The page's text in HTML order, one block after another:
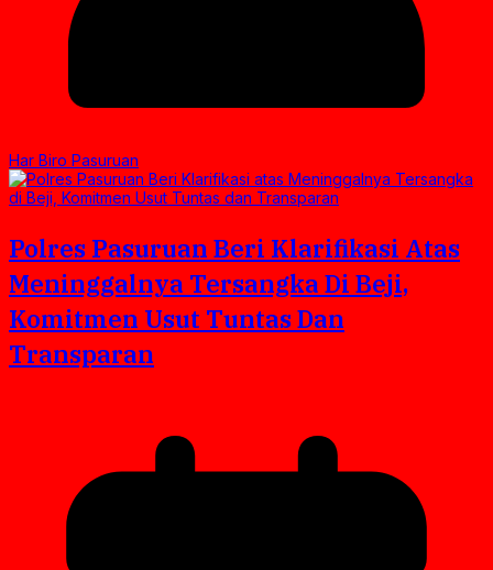
Har Biro Pasuruan
Polres Pasuruan Beri Klarifikasi Atas
Meninggalnya Tersangka Di Beji,
Komitmen Usut Tuntas Dan
Transparan